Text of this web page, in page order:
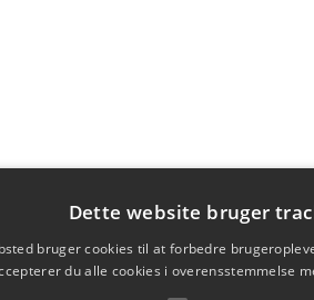
Dette website bruger
bruger cookies til at forbedre
du alle cookies i overensstemmelse